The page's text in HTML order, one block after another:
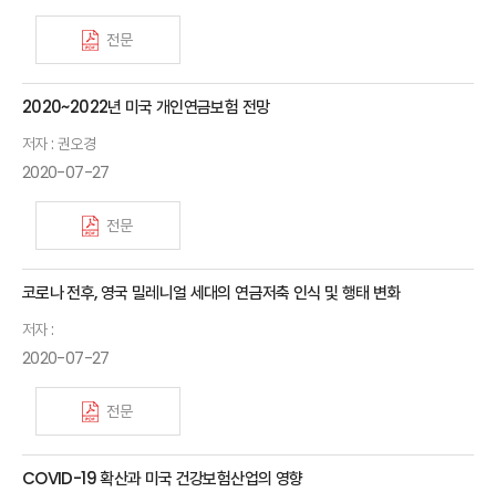
전문
2020~2022년 미국 개인연금보험 전망
저자 : 권오경
2020-07-27
전문
코로나 전후, 영국 밀레니얼 세대의 연금저축 인식 및 행태 변화
저자 :
2020-07-27
전문
COVID-19 확산과 미국 건강보험산업의 영향